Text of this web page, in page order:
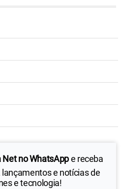
Net no WhatsAppe receba
e notícias de
e tecnologia!